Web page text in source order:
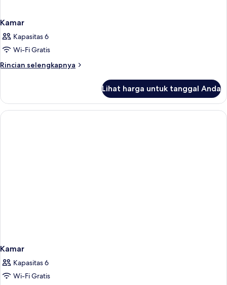
Kamar
Kapasitas 6
Wi-Fi Gratis
Rincian selengkapnya
Rincian
Kamar
Lihat harga untuk tanggal Anda
Kamar
Kapasitas 6
Wi-Fi Gratis